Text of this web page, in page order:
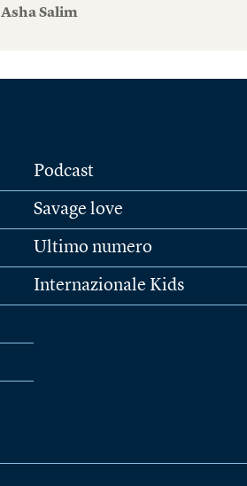
Asha Salim
Podcast
Savage love
Ultimo numero
Internazionale Kids